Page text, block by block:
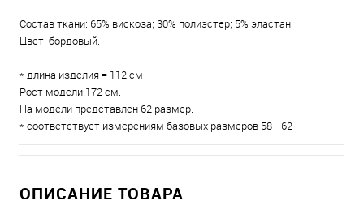
Состав ткани: 65% вискоза; 30% полиэстер; 5% эластан.
Цвет: бордовый.
* длина изделия = 112 см
Рост модели 172 см.
На модели представлен 62 размер.
* соответствует измерениям базовых размеров 58 - 62
ОПИСАНИЕ ТОВАРА